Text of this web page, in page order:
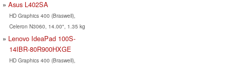
Asus L402SA
HD Graphics 400 (Braswell),
Celeron N3060, 14.00", 1.35 kg
Lenovo IdeaPad 100S-
14IBR-80R900HXGE
HD Graphics 400 (Braswell),